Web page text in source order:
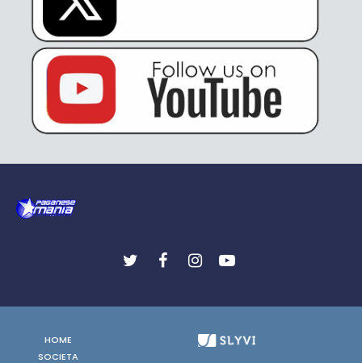
HOME
SOCIETA